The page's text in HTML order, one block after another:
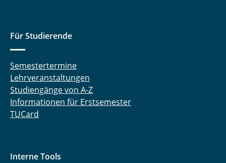
Für Studierende
Semestertermine
Lehrveranstaltungen
Studiengänge von A-Z
Informationen für Erstsemester
TUCard
Interne Tools